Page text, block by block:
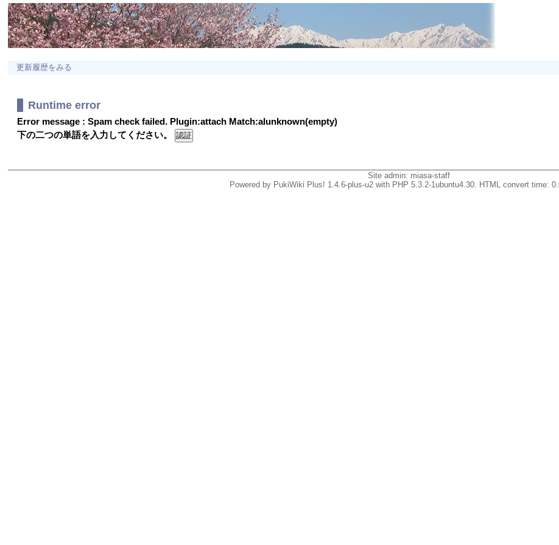
更新履歴をみる
Runtime error
Error message : Spam check failed. Plugin:attach Match:alunknown(empty)
下の二つの単語を入力してください。
Site admin: miasa-staff
Powered by PukiWiki Plus! 1.4.6-plus-u2 with PHP 5.3.2-1ubuntu4.30. HTML convert time: